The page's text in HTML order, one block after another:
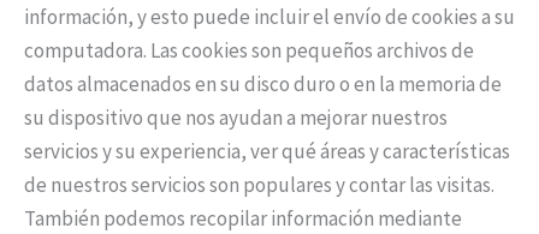
información, y esto puede incluir el envío de cookies a su
computadora. Las cookies son pequeños archivos de
datos almacenados en su disco duro o en la memoria de
su dispositivo que nos ayudan a mejorar nuestros
servicios y su experiencia, ver qué áreas y características
de nuestros servicios son populares y contar las visitas.
También podemos recopilar información mediante